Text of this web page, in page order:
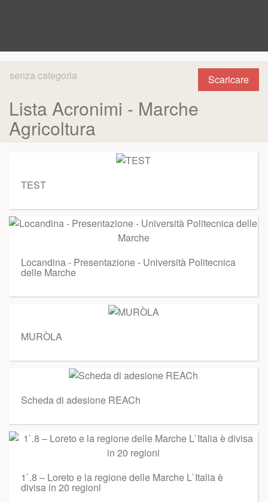
Scaricare
senza categoria
Lista Acronimi - Marche
Agricoltura
TEST
Locandina - Presentazione - Università Politecnica
delle Marche
MURÒLA
Scheda di adesione REACh
1`.8 – Loreto e la regione delle Marche L`Italia è
divisa in 20 regioni